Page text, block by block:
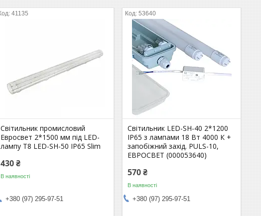
41135
Світильник промисловий
Евросвет 2*1500 мм під LED-
лампу Т8 LED-SH-50 IP65 Slim
430 ₴
В наявності
+380 (97) 295-97-51
53640
Світильник LED-SH-40 2*1200
IP65 з лампами 18 Вт 4000 К +
запобіжний захід. PULS-10,
ЕВРОСВЕТ (000053640)
570 ₴
В наявності
+380 (97) 295-97-51